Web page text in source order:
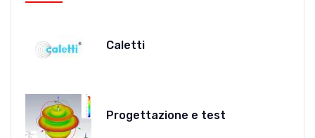
Caletti
Progettazione e test